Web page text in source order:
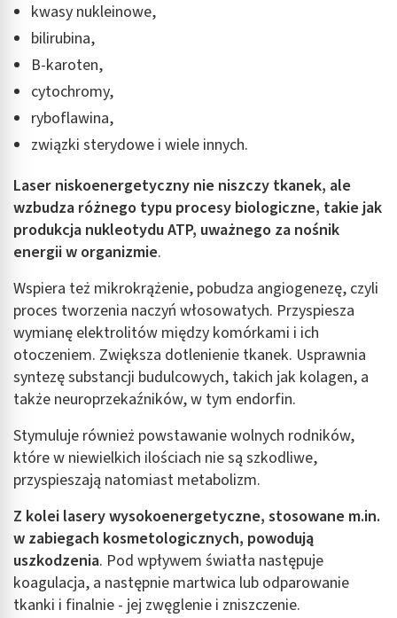
kwasy nukleinowe,
bilirubina,
B-karoten,
cytochromy,
ryboflawina,
związki sterydowe i wiele innych.
Laser niskoenergetyczny nie niszczy tkanek, ale
wzbudza różnego typu procesy biologiczne, takie jak
produkcja nukleotydu ATP, uważnego za nośnik
energii w organizmie.
Wspiera też mikrokrążenie, pobudza angiogenezę, czyli
proces tworzenia naczyń włosowatych. Przyspiesza
wymianę elektrolitów między komórkami i ich
otoczeniem. Zwiększa dotlenienie tkanek. Usprawnia
syntezę substancji budulcowych, takich jak kolagen, a
także neuroprzekaźników, w tym endorfin.
Stymuluje również powstawanie wolnych rodników,
które w niewielkich ilościach nie są szkodliwe,
przyspieszają natomiast metabolizm.
Z kolei lasery wysokoenergetyczne, stosowane m.in.
w zabiegach kosmetologicznych, powodują
uszkodzenia. Pod wpływem światła następuje
koagulacja, a następnie martwica lub odparowanie
tkanki i finalnie - jej zwęglenie i zniszczenie.